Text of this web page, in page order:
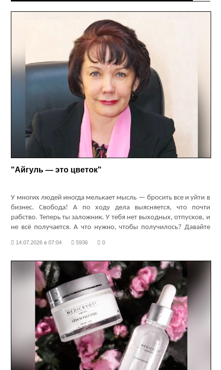
"Айгуль — это цветок"
У многих людей иногда мелькает мысль — бросить все и уйти в
бизнес. Свобода! А по ходу дела выясняется, что почти
рабство. Теперь ты заложник. У тебя нет выходных, отпусков, и
не всё получается. А что нужно, чтобы получилось? Давайте
14.07.2026 в 07:04 5936 0